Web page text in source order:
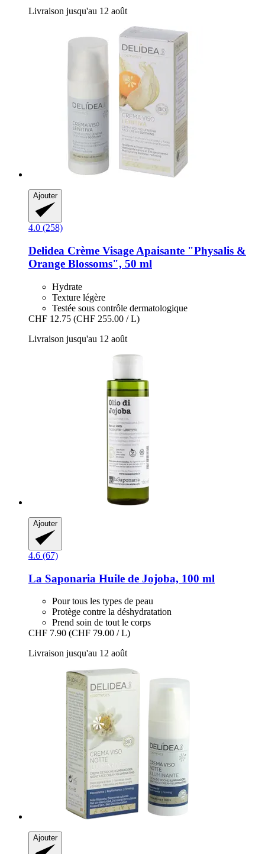
Livraison jusqu'au 12 août
Ajouter
4.0 (258)
Delidea Crème Visage Apaisante "Physalis &
Orange Blossoms", 50 ml
Hydrate
Texture légère
Testée sous contrôle dermatologique
CHF 12.75 (CHF 255.00 / L)
Livraison jusqu'au 12 août
Ajouter
4.6 (67)
La Saponaria Huile de Jojoba, 100 ml
Pour tous les types de peau
Protège contre la déshydratation
Prend soin de tout le corps
CHF 7.90 (CHF 79.00 / L)
Livraison jusqu'au 12 août
Ajouter